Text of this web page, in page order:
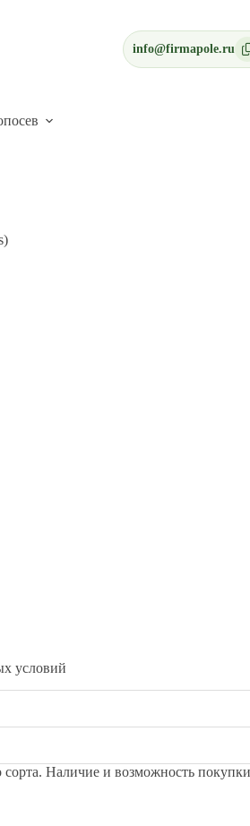
info@firmapole.ru
условий
Наличие и возможность